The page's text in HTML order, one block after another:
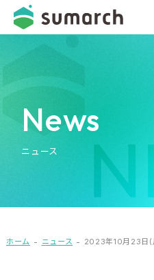
News
ニュース
ホーム ニュース 2023年10月23日(